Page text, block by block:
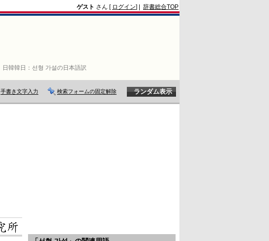
日韓韓日： 선형 가설の日本語訳
ゲスト さん [ ログイン] | 辞書総合TOP
手書き文字入力 検索フォームの固定解除